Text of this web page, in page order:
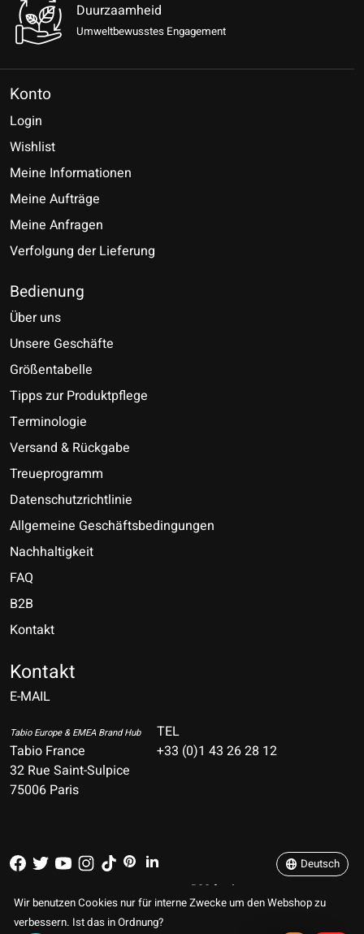
Duurzaamheid
Umweltbewusstes Engagement
Konto
Login
Wishlist
Meine Informationen
Meine Aufträge
Meine Anfragen
Verfolgung der Lieferung
Bedienung
Über uns
Unsere Geschäfte
Größentabelle
Tipps zur Produktpflege
Terminologie
Versand & Rückgabe
Treueprogramm
Datenschutzrichtlinie
Allgemeine Geschäftsbedingungen
Nachhaltigkeit
FAQ
B2B
Kontakt
Kontakt
E-MAIL
Tabio Europe & EMEA Brand Hub
Tabio France
32 Rue Saint-Sulpice
75006 Paris
TEL
+33 (0)1 43 26 28 12
RSS feed
Deutsch
Wir benutzen Cookies nur für interne Zwecke um den Webshop zu
verbessern. Ist das in Ordnung?